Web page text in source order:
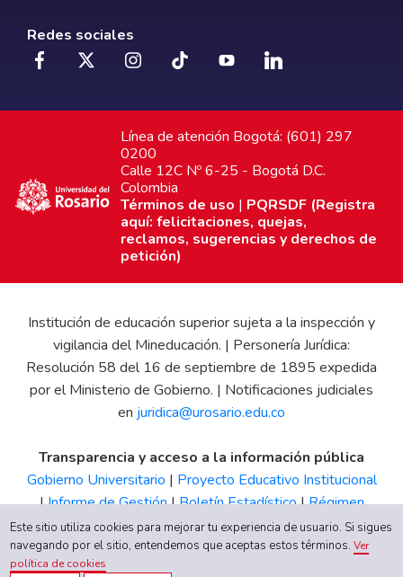
Redes sociales
Línea de atención Bogotá: (601) 297
0200
Calle 12C Nº 6-25 - Bogotá D.C.
Colombia
Términos de uso | PQRSDF (Registra
aquí: felicitaciones, quejas,
reclamos, sugerencias y derechos de
petición)
Institución de educación superior sujeta a la inspección y
vigilancia del Mineducación. | Personería Jurídica:
Resolución 58 del 16 de septiembre de 1895 expedida
por el Ministerio de Gobierno. | Notificaciones judiciales
en juridica@urosario.edu.co
Transparencia y acceso a la información pública
Gobierno Universitario | Proyecto Educativo Institucional
|Informe de Gestión|Boletín Estadístico|Régimen
Tributario|Estados Financieros |Código de Ética| Canal
de Integridad UR
Este sitio utiliza cookies para mejorar tu experiencia de usuario. Si sigues
navegando por el sitio, entendemos que aceptas estos términos.Ver
política de cookies